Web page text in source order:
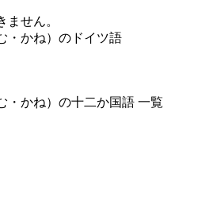
せん。
・かね）のドイツ語
・かね）の十二か国語 一覧